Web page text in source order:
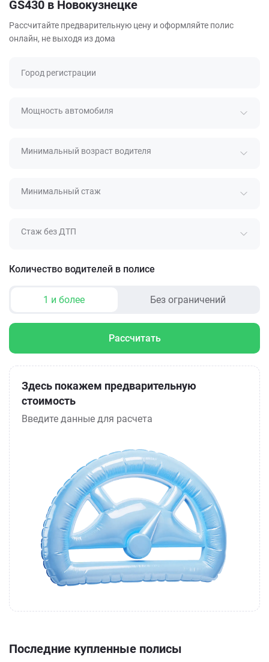
GS430 в Новокузнецке
Рассчитайте предварительную цену и оформляйте полис
онлайн, не выходя из дома
Город регистрации
Мощность автомобиля
Минимальный возраст водителя
Минимальный стаж
Стаж без ДТП
Количество водителей в полисе
1 и более Без ограничений
Рассчитать
Здесь покажем предварительную
стоимость
Введите данные для расчета
Последние купленные полисы